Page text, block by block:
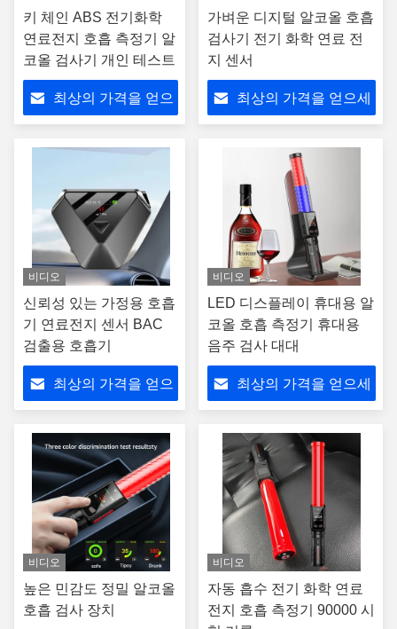
키 체인 ABS 전기화학
연료전지 호흡 측정기 알
코올 검사기 개인 테스트
최상의 가격을 얻으
가벼운 디지털 알코올 호흡
검사기 전기 화학 연료 전
지 센서
최상의 가격을 얻으세
비디오
신뢰성 있는 가정용 호흡
기 연료전지 센서 BAC
검출용 호흡기
최상의 가격을 얻으
비디오
LED 디스플레이 휴대용 알
코올 호흡 측정기 휴대용
음주 검사 대대
최상의 가격을 얻으세
비디오
높은 민감도 정밀 알코올
호흡 검사 장치
비디오
자동 흡수 전기 화학 연료
전지 호흡 측정기 90000 시